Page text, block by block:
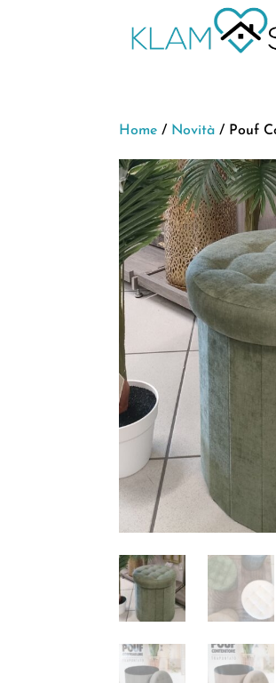
Home / Novità / Pouf